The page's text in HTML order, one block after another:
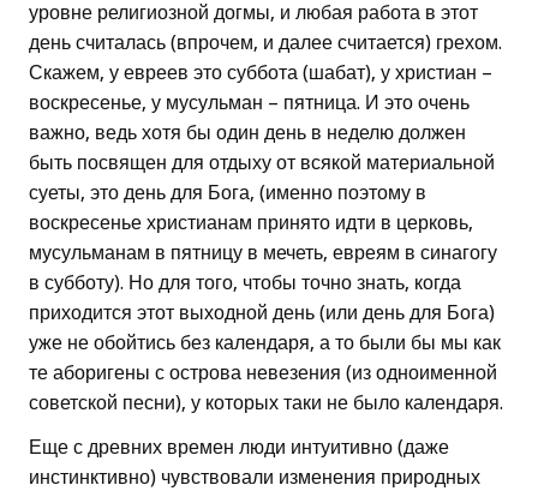
уровне религиозной догмы, и любая работа в этот
день считалась (впрочем, и далее считается) грехом.
Скажем, у евреев это суббота (шабат), у христиан –
воскресенье, у мусульман – пятница. И это очень
важно, ведь хотя бы один день в неделю должен
быть посвящен для отдыху от всякой материальной
суеты, это день для Бога, (именно поэтому в
воскресенье христианам принято идти в церковь,
мусульманам в пятницу в мечеть, евреям в синагогу
в субботу). Но для того, чтобы точно знать, когда
приходится этот выходной день (или день для Бога)
уже не обойтись без календаря, а то были бы мы как
те аборигены с острова невезения (из одноименной
советской песни), у которых таки не было календаря.
Еще с древних времен люди интуитивно (даже
инстинктивно) чувствовали изменения природных